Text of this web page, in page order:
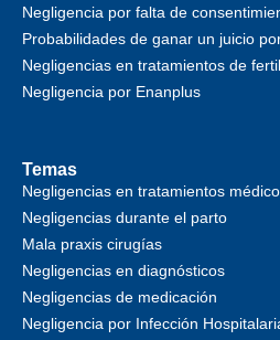
Negligencia por falta de
Probabilidades de ganar un juicio
Negligencias en tratamientos de
Negligencia por Enanplus
Temas
Negligencias en tratamientos
Negligencias durante el parto
Mala praxis cirugías
Negligencias en diagnósticos
Negligencias de medicación
Negligencia por Infección